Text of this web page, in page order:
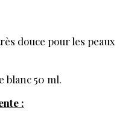
douce pour les peaux
blanc 50 ml.
: